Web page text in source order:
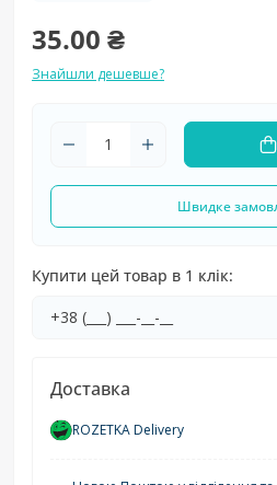
35.00 ₴
Знайшли дешевше?
Швидке
Купити цей товар в 1 клік:
Доставка
ROZETKA Delivery